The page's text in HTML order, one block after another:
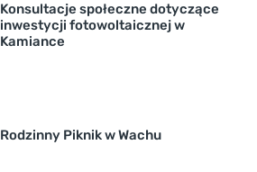
Konsultacje społeczne dotyczące
inwestycji fotowoltaicznej w
Kamiance
Rodzinny Piknik w Wachu